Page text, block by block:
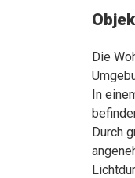
Die
In
Durch